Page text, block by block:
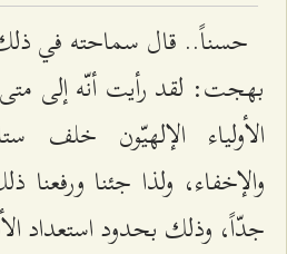
حسناً.. قال سماحته في
بهجت: لقد رأيت أنّه إلى
الأولياء الإلهيّون خلف
والإخفاء، ولذا جئنا ورفعنا
جدّاً، وذلك بحدود استعداد